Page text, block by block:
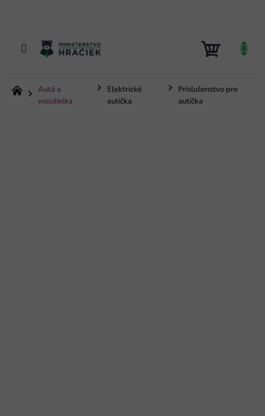
KOŠÍK
DomovAutá a
vozidielka
Elektrické
autíčka
Príslušenstvo pre
autíčka